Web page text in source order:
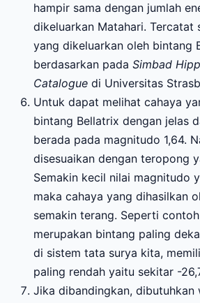
hampir sama dengan jumlah
dikeluarkan Matahari. Tercatat
yang dikeluarkan oleh bintang
berdasarkan pada Simbad
Catalogue di Universitas
Untuk dapat melihat cahaya
bintang Bellatrix dengan jelas
berada pada magnitudo 1,64.
disesuaikan dengan teropong
Semakin kecil nilai magnitudo
maka cahaya yang dihasilkan
semakin terang. Seperti
merupakan bintang paling
di sistem tata surya kita,
paling rendah yaitu sekitar -
Jika dibandingkan, dibutuhkan